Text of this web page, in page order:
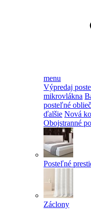
menu
Výpredaj
mikrovlákna
posteľné
ďalšie Nová
Obojstranné
Posteľné
Záclony